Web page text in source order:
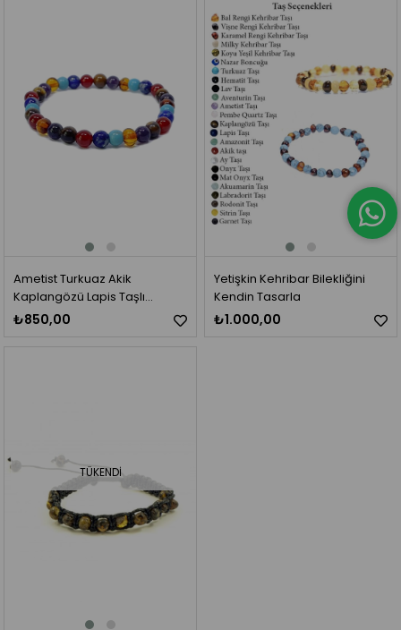
Ametist Turkuaz Akik
Kaplangözü Lapis Taşlı
Karamel Rengi Baba Kehribar
₺850,00
Yetişkin Kehribar Bilekliğini
Kendin Tasarla
₺1.000,00
TÜKENDI